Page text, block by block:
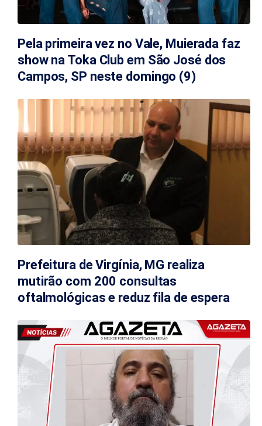
Pela primeira vez no Vale, Muierada faz
show na Toka Club em São José dos
Campos, SP neste domingo (9)
Prefeitura de Virgínia, MG realiza
mutirão com 200 consultas
oftalmológicas e reduz fila de espera